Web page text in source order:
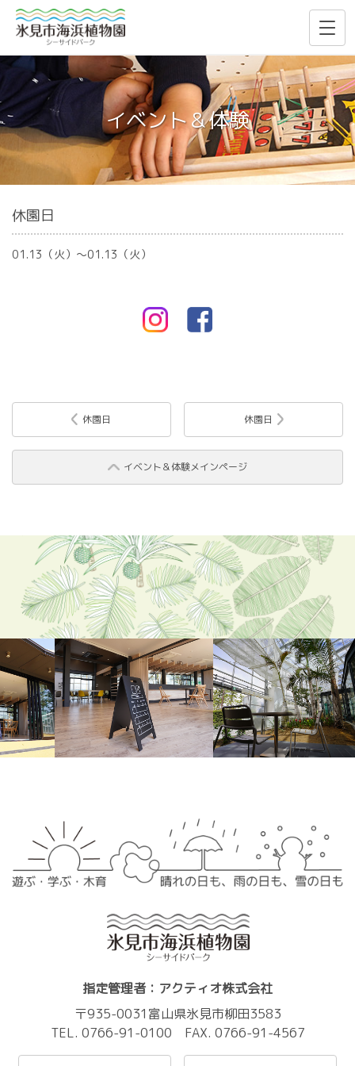
イベント＆体験
休園日
01.13（火）〜01.13（火）
休園日
イベント＆体験メインページ
休園日
指定管理者：アクティオ株式会社
〒935-0031富山県氷見市柳田3583
TEL. 0766-91-0100 FAX. 0766-91-4567